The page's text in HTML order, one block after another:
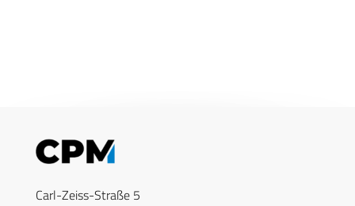
Carl-Zeiss-Straße 5